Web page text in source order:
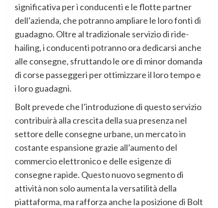
significativa per i conducenti e le flotte partner
dell’azienda, che potranno ampliare le loro fonti di
guadagno. Oltre al tradizionale servizio di ride-
hailing, i conducenti potranno ora dedicarsi anche
alle consegne, sfruttando le ore di minor domanda
di corse passeggeri per ottimizzare il loro tempo e
i loro guadagni.
Bolt prevede che l’introduzione di questo servizio
contribuirà alla crescita della sua presenza nel
settore delle consegne urbane, un mercato in
costante espansione grazie all’aumento del
commercio elettronico e delle esigenze di
consegne rapide. Questo nuovo segmento di
attività non solo aumenta la versatilità della
piattaforma, ma rafforza anche la posizione di Bolt